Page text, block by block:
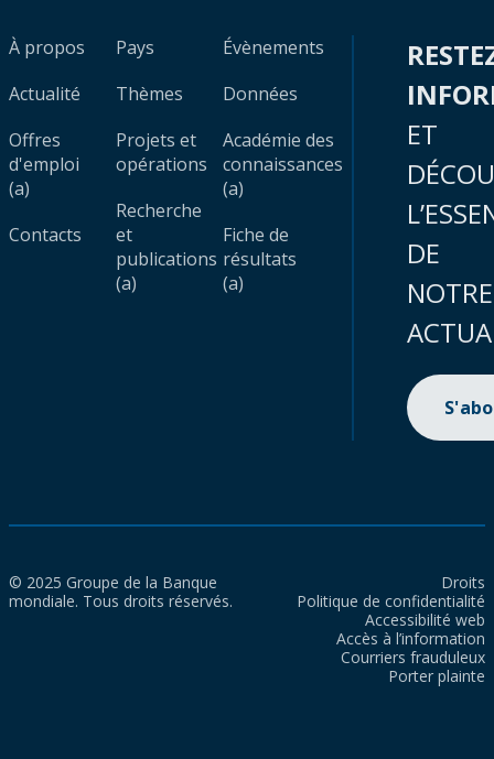
À propos
Actualité
Offres
d'emploi
(a)
Contacts
Pays
Thèmes
Projets et
opérations
Recherche
et
publications
(a)
Évènements
Données
Académie des
connaissances
(a)
Fiche de
résultats
(a)
ET
DE
NOTRE
© 2025 Groupe de la Banque
mondiale. Tous droits réservés.
Droits
Politique de confidentialité
Accessibilité web
Accès à l’information
Courriers frauduleux
Porter plainte